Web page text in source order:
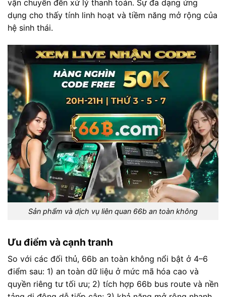
vận chuyển đến xử lý thanh toán. Sự đa dạng ứng
dụng cho thấy tính linh hoạt và tiềm năng mở rộng của
hệ sinh thái.
Sản phẩm và dịch vụ liên quan 66b an toàn không
Ưu điểm và cạnh tranh
So với các đối thủ, 66b an toàn không nổi bật ở 4–6
điểm sau: 1) an toàn dữ liệu ở mức mã hóa cao và
quyền riêng tư tối ưu; 2) tích hợp 66b bus route và nền